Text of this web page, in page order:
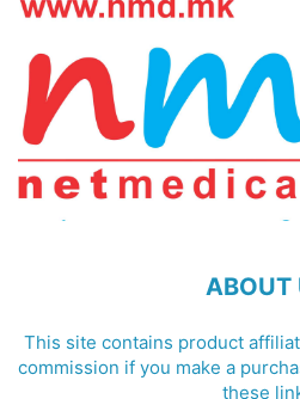
ABOUT
This site contains product
commission if you make a
these